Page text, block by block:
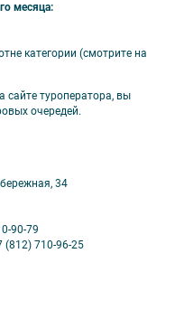
месяца:
категории (смотрите на
сайте туроператора, вы
очередей.
34
90-79
(812) 710-96-25